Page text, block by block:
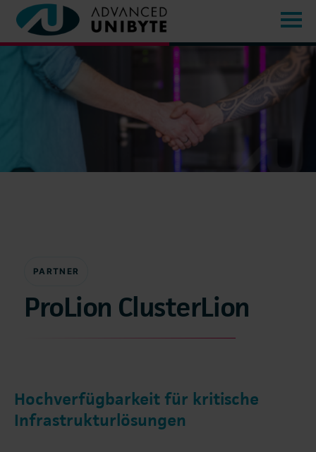
PARTNER
ProLion ClusterLion
Hochverfügbarkeit für kritische
Infrastrukturlösungen